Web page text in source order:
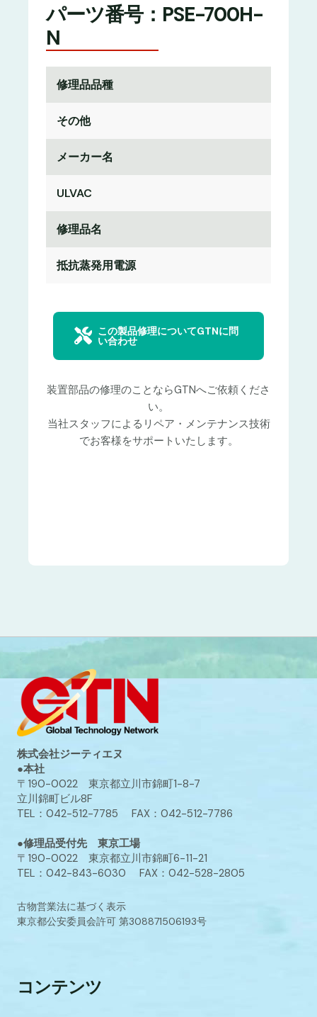
パーツ番号：PSE-700H-
N
修理品品種
その他
メーカー名
ULVAC
修理品名
抵抗蒸発用電源
この製品修理についてGTNに問
い合わせ
装置部品の修理のことならGTNへご依頼くださ
い。
当社スタッフによるリペア・メンテナンス技術
でお客様をサポートいたします。
株式会社ジーティエヌ
●本社
〒190-0022 東京都立川市錦町1-8-7
立川錦町ビル8F
TEL：042-512-7785 FAX：042-512-7786
●修理品受付先 東京工場
〒190-0022 東京都立川市錦町6-11-21
TEL：042-843-6030 FAX：042-528-2805
古物営業法に基づく表示
東京都公安委員会許可 第308871506193号
コンテンツ